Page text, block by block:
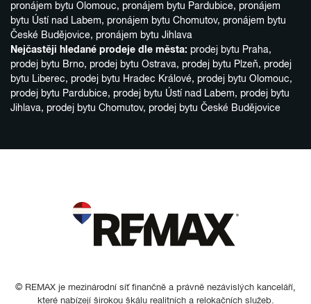
pronájem bytu Olomouc, pronájem bytu Pardubice, pronájem
bytu Ústí nad Labem, pronájem bytu Chomutov, pronájem bytu
České Budějovice, pronájem bytu Jihlava
Nejčastěji hledané prodeje dle města: prodej bytu Praha,
prodej bytu Brno, prodej bytu Ostrava, prodej bytu Plzeň, prodej
bytu Liberec, prodej bytu Hradec Králové, prodej bytu Olomouc,
prodej bytu Pardubice, prodej bytu Ústí nad Labem, prodej bytu
Jihlava, prodej bytu Chomutov, prodej bytu České Budějovice
© REMAX je mezinárodní síť finančně a právně nezávislých kanceláří,
které nabízejí širokou škálu realitních a relokačních služeb.